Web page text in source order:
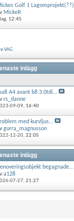
Golf 1 Lagomprojekt(??)
MickeR
12:45
VAG
inlägg
A4 avant b8 3.0tdi...
rs_danne
09-09, 16:40
med kurvljus...
gurra_magnusson
12-20, 22:05
inlägg
begagnade...
a128
07-27, 21:27